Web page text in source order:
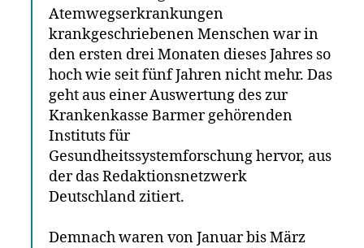
Atemwegserkrankungen
krankgeschriebenen Menschen war in
den ersten drei Monaten dieses Jahres so
hoch wie seit fünf Jahren nicht mehr. Das
geht aus einer Auswertung des zur
Krankenkasse Barmer gehörenden
Instituts für
Gesundheitssystemforschung hervor, aus
der das Redaktionsnetzwerk
Deutschland zitiert.
Demnach waren von Januar bis März